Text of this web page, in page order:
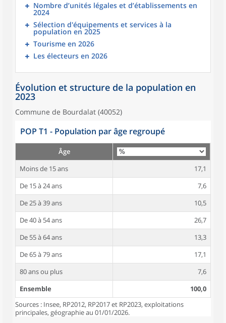
Nombre d’unités légales et d’établissements en
2024
Sélection d'équipements et services à la
population en 2025
Tourisme en 2026
Les électeurs en 2026
Évolution et structure de la population en
2023
Commune de Bourdalat (40052)
POP T1 - Population par âge regroupé
Âge
Moins de 15 ans
17,1
De 15 à 24 ans
7,6
De 25 à 39 ans
10,5
De 40 à 54 ans
26,7
De 55 à 64 ans
13,3
De 65 à 79 ans
17,1
80 ans ou plus
7,6
Ensemble
100,0
Sources : Insee, RP2012, RP2017 et RP2023, exploitations
principales, géographie au 01/01/2026.